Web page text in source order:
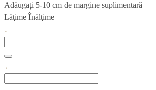
Adăugați 5-10 cm de margine suplimentară
Lăţime Înălţime